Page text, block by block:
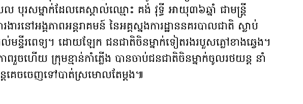
បុរសម្នាក់ដែល​គេ​ស្គាល់ឈ្មោះ គង់ វុ​ទ្ធី អាយុ​៣៦​ឆ្នាំ ជាមន្ត្រី​
ងារ​នៅ​អង្គភាព​អន្ដរាគមន៍ ​នៃ​អគ្គស្នងការដ្ឋាន​នគរបាល​ជាតិ ស្លាប់​
ន្ទីរពេទ្យ។ ​ដោយឡែក​ ជនជាតិ​ចិន​ម្នាក់​ទៀត​រង​របួស​ភ្លៅ​ខាងឆ្វេង​។
ពរួចហើយ ក្រុមខ្មាន់កាំភ្លើង ​បាន​ចាប់​ជនជាតិ​ចិន​ម្នាក់​ចូល​រថយន្ត​ នាំ​
ត​គេច​ចេញ​ទៅ​បាត់ស្រមោលតែម្ដង៕